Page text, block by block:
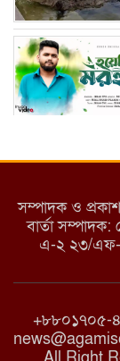
সম্পাদক ও
বার্তা সম্পাদক:
এ-২ ২৩/এফ-১
+৮৮০১৭০৫-